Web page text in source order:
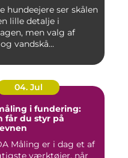
hundeejere ser skålen
lille detalje i
men valg af
vandskå...
04. Jul
i fundering:
får du styr på
Måling er i dag et af
værktøjer, når